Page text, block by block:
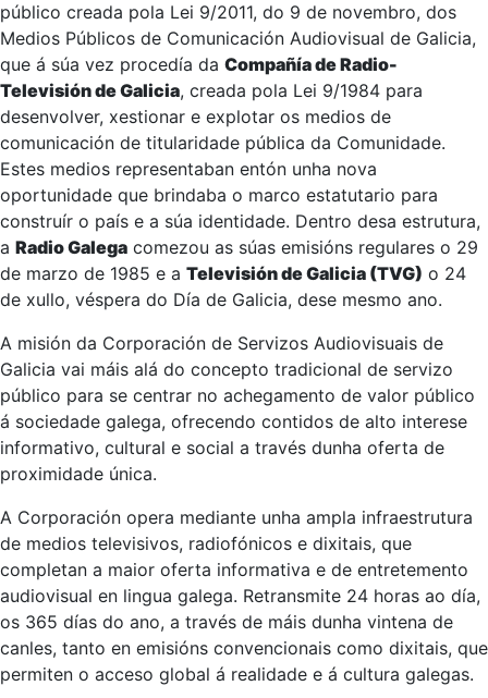
público creada pola Lei 9/2011, do 9 de novembro, dos
Medios Públicos de Comunicación Audiovisual de Galicia,
que á súa vez procedía da Compañía de Radio-
Televisión de Galicia, creada pola Lei 9/1984 para
desenvolver, xestionar e explotar os medios de
comunicación de titularidade pública da Comunidade.
Estes medios representaban entón unha nova
oportunidade que brindaba o marco estatutario para
construír o país e a súa identidade. Dentro desa estrutura,
a Radio Galega comezou as súas emisións regulares o 29
de marzo de 1985 e a Televisión de Galicia (TVG) o 24
de xullo, véspera do Día de Galicia, dese mesmo ano.
A misión da Corporación de Servizos Audiovisuais de
Galicia vai máis alá do concepto tradicional de servizo
público para se centrar no achegamento de valor público
á sociedade galega, ofrecendo contidos de alto interese
informativo, cultural e social a través dunha oferta de
proximidade única.
A Corporación opera mediante unha ampla infraestrutura
de medios televisivos, radiofónicos e dixitais, que
completan a maior oferta informativa e de entretemento
audiovisual en lingua galega. Retransmite 24 horas ao día,
os 365 días do ano, a través de máis dunha vintena de
canles, tanto en emisións convencionais como dixitais, que
permiten o acceso global á realidade e á cultura galegas.